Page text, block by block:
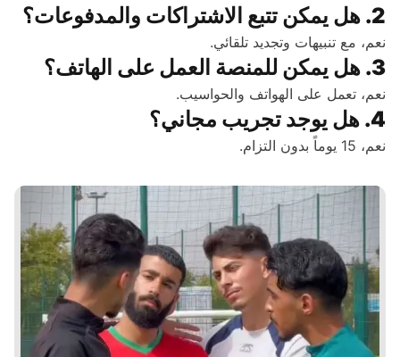
2. هل يمكن تتبع الاشتراكات والمدفوعات؟
نعم، مع تنبيهات وتجديد تلقائي.
3. هل يمكن للمنصة العمل على الهاتف؟
نعم، تعمل على الهواتف والحواسيب.
4. هل يوجد تجريب مجاني؟
نعم، 15 يوماً بدون التزام.